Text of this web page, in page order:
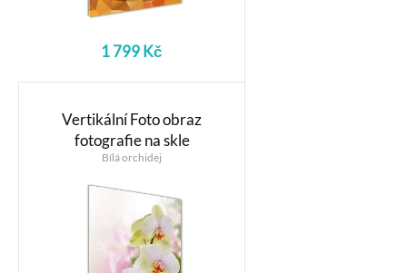
1 799 Kč
Vertikální Foto obraz
fotografie na skle
Bílá orchidej